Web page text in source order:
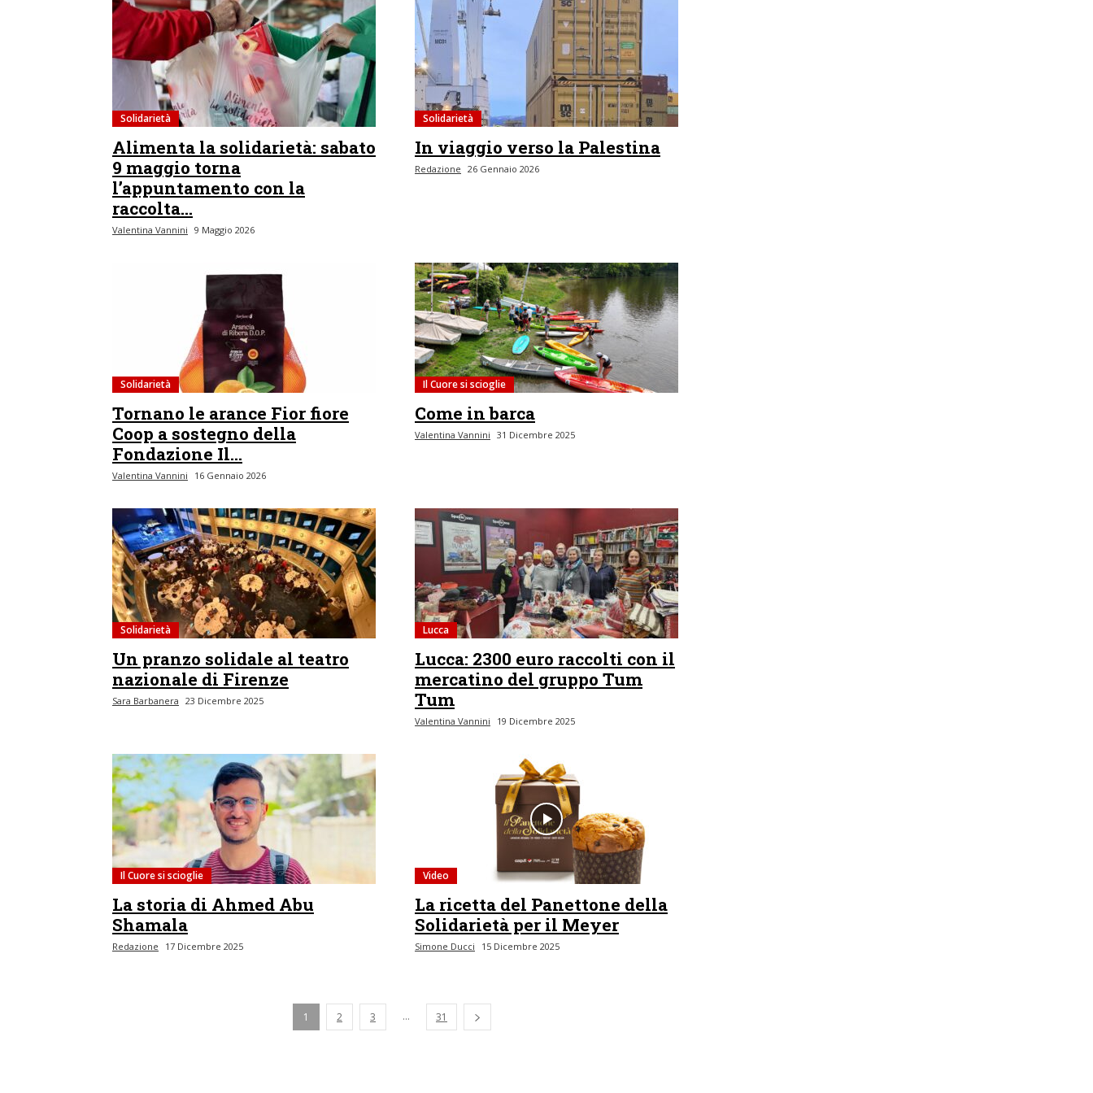
Solidarietà
Alimenta la solidarietà: sabato
9 maggio torna
l’appuntamento con la
raccolta...
Valentina Vannini 9 Maggio 2026
Solidarietà
In viaggio verso la Palestina
Redazione 26 Gennaio 2026
Solidarietà
Tornano le arance Fior fiore
Coop a sostegno della
Fondazione Il...
Valentina Vannini 16 Gennaio 2026
Il Cuore si scioglie
Come in barca
Valentina Vannini 31 Dicembre 2025
Solidarietà
Un pranzo solidale al teatro
nazionale di Firenze
Sara Barbanera 23 Dicembre 2025
Lucca
Lucca: 2300 euro raccolti con il
mercatino del gruppo Tum
Tum
Valentina Vannini 19 Dicembre 2025
Il Cuore si scioglie
La storia di Ahmed Abu
Shamala
Redazione 17 Dicembre 2025
Video
La ricetta del Panettone della
Solidarietà per il Meyer
Simone Ducci 15 Dicembre 2025
1 2 3 ... 31